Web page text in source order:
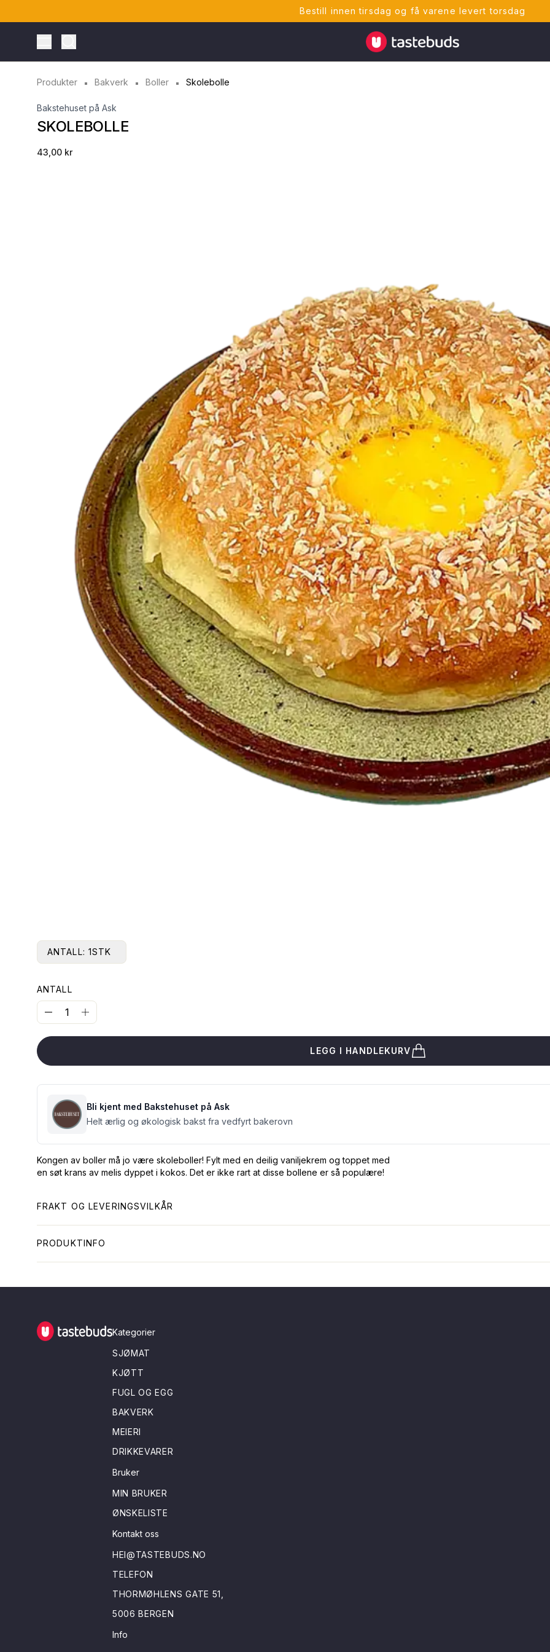
Bestill innen tirsdag og få varene levert torsdag
Toggle Menu
Tastebuds - Lokalmat rett hjem
Produkter Bakverk Boller Skolebolle
Bakstehuset på Ask
SKOLEBOLLE
43,00 kr
ANTALL: 1STK
ANTALL
LEGG I HANDLEKURV
Bli kjent med Bakstehuset på Ask
Helt ærlig og økologisk bakst fra vedfyrt bakerovn
Kongen av boller må jo være skoleboller! Fylt med en deilig vaniljekrem og toppet med
en søt krans av melis dyppet i kokos. Det er ikke rart at disse bollene er så populære!
FRAKT OG LEVERINGSVILKÅR
PRODUKTINFO
Tastebuds - Lokalmat rett hjem
Kategorier
SJØMAT
KJØTT
FUGL OG EGG
BAKVERK
MEIERI
DRIKKEVARER
Bruker
MIN BRUKER
ØNSKELISTE
Kontakt oss
HEI@TASTEBUDS.NO
TELEFON
THORMØHLENS GATE 51,
5006 BERGEN
Info